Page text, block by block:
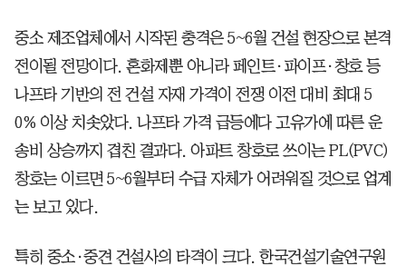
중소 제조업체에서 시작된 충격은 5~6월 건설 현장으로 본격
전이될 전망이다. 혼화제뿐 아니라 페인트·파이프·창호 등
나프타 기반의 전 건설 자재 가격이 전쟁 이전 대비 최대 5
0% 이상 치솟았다. 나프타 가격 급등에다 고유가에 따른 운
송비 상승까지 겹친 결과다. 아파트 창호로 쓰이는 PL(PVC)
창호는 이르면 5~6월부터 수급 자체가 어려워질 것으로 업계
는 보고 있다.
특히 중소·중견 건설사의 타격이 크다. 한국건설기술연구원